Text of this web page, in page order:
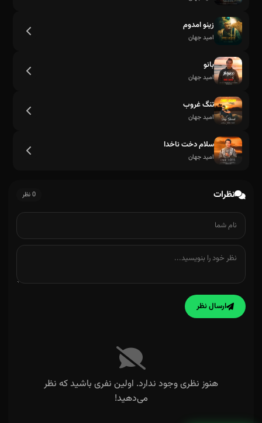
زینو امدوم
امید جهان
بانو
امید جهان
تنگ غروب
امید جهان
سلام دخت ناخدا
امید جهان
نظرات 0 نظر
ارسال نظر
هنوز نظری وجود ندارد. اولین نفری باشید که نظر
می‌دهید!